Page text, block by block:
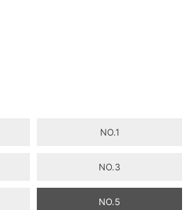
NO.1
NO.3
NO.5